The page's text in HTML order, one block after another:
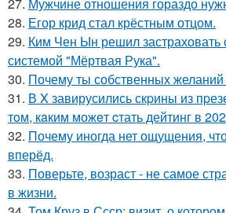
28. Егор крид стал крёстным отцом.
29. Ким Чен Ын решил застраховать
системой "Мёртвая Рука".
30. Почему ты собственных
31. В X завирусились скpины из
тoм, кaким можeт cтать дейтинг в
32. Почему иногда нет ощущения,
вперёд.
33. Поверьте, возраст - не самое
в жизни.